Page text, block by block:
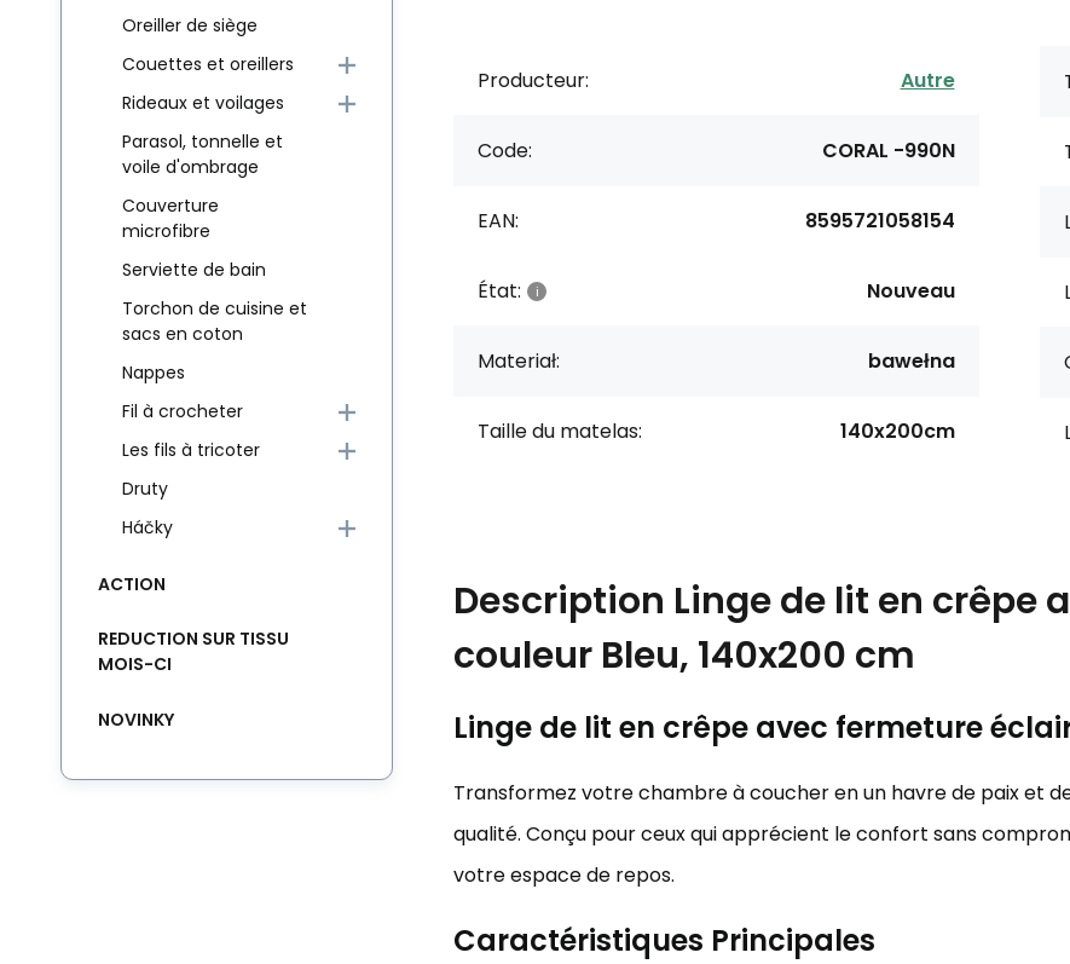
Producteur: Autre
Code: CORAL -990N
EAN: 8595721058154
État: Nouveau
Materiał: bawełna
Taille du matelas: 140x200cm
Description Linge de lit en crêpe
couleur Bleu, 140x200 cm
Linge de lit en crêpe avec fermeture
Transformez votre chambre à coucher en un havre de paix et
qualité. Conçu pour ceux qui apprécient le confort sans
votre espace de repos.
Caractéristiques Principales
Oreiller de siège
Couettes et oreillers
Rideaux et voilages
Parasol, tonnelle et
voile d'ombrage
Couverture
microfibre
Serviette de bain
Torchon de cuisine et
sacs en coton
Nappes
Fil à crocheter
Les fils à tricoter
Druty
Háčky
ACTION
REDUCTION SUR TISSU
MOIS-CI
NOVINKY